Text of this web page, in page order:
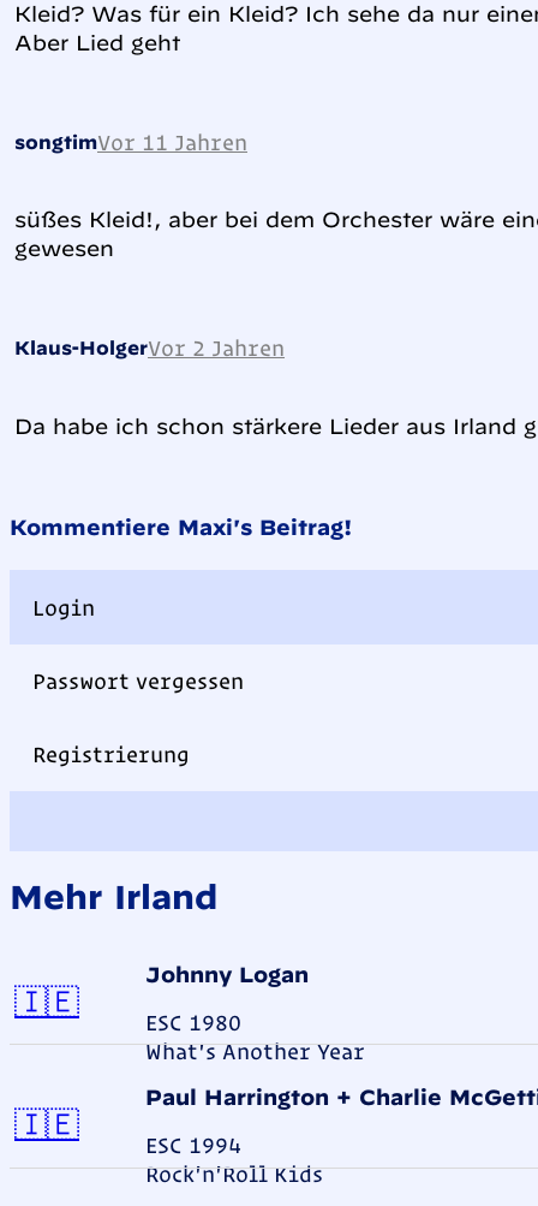
Kleid? Was für ein Kleid? Ich sehe da nur
Aber Lied geht
songtimVor 11 Jahren
süßes Kleid!, aber bei dem Orchester wäre
gewesen
Klaus-HolgerVor 2 Jahren
Da habe ich schon stärkere Lieder aus Irland
Kommentiere Maxi's Beitrag!
Login
Passwort vergessen
Registrierung
Mehr Irland
Johnny Logan
ESC 1980
What's Another Year
🇮🇪Irland
Paul Harrington + Charlie
ESC 1994
Rock'n'Roll Kids
🇮🇪Irland